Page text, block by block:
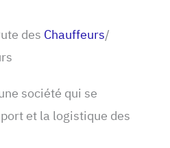
des Chauffeurs/
société qui se
et la logistique des